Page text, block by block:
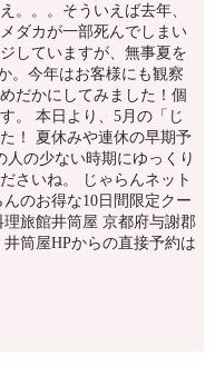
。。。そういえば去年、
ダカが一部死んでしまい
していますが、無事夏を
。今年はお客様にも観察
だかにしてみました！個
。 本日より、5月の「じ
！ 夏休みや連休の早期予
人の少ない時期にゆっくり
さいね。 じゃらんネット
のお得な10日間限定クー
旅館井筒屋 京都府与謝郡
井筒屋HPからの直接予約は